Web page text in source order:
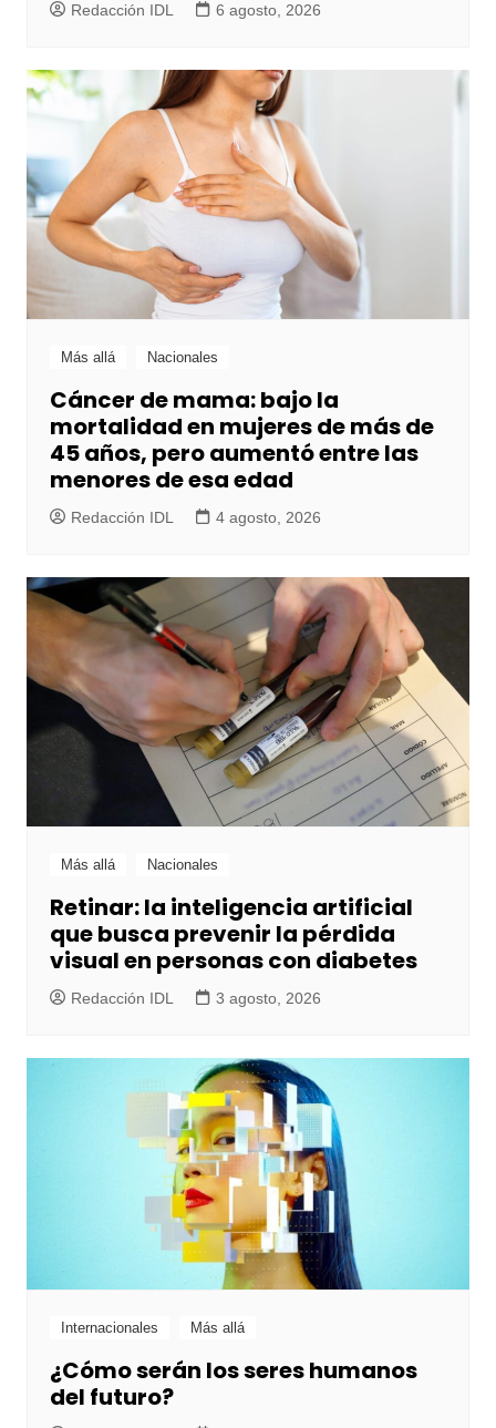
Redacción IDL 6 agosto, 2026
Más allá Nacionales
Cáncer de mama: bajo la
mortalidad en mujeres de más de
45 años, pero aumentó entre las
menores de esa edad
Redacción IDL 4 agosto, 2026
Más allá Nacionales
Retinar: la inteligencia artificial
que busca prevenir la pérdida
visual en personas con diabetes
Redacción IDL 3 agosto, 2026
Internacionales Más allá
¿Cómo serán los seres humanos
del futuro?